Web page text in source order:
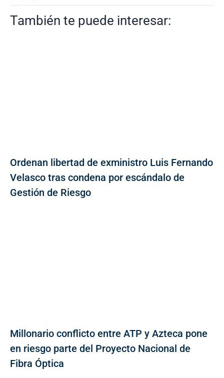
También te puede interesar:
Ordenan libertad de exministro Luis Fernando
Velasco tras condena por escándalo de
Gestión de Riesgo
Millonario conflicto entre ATP y Azteca pone
en riesgo parte del Proyecto Nacional de
Fibra Óptica